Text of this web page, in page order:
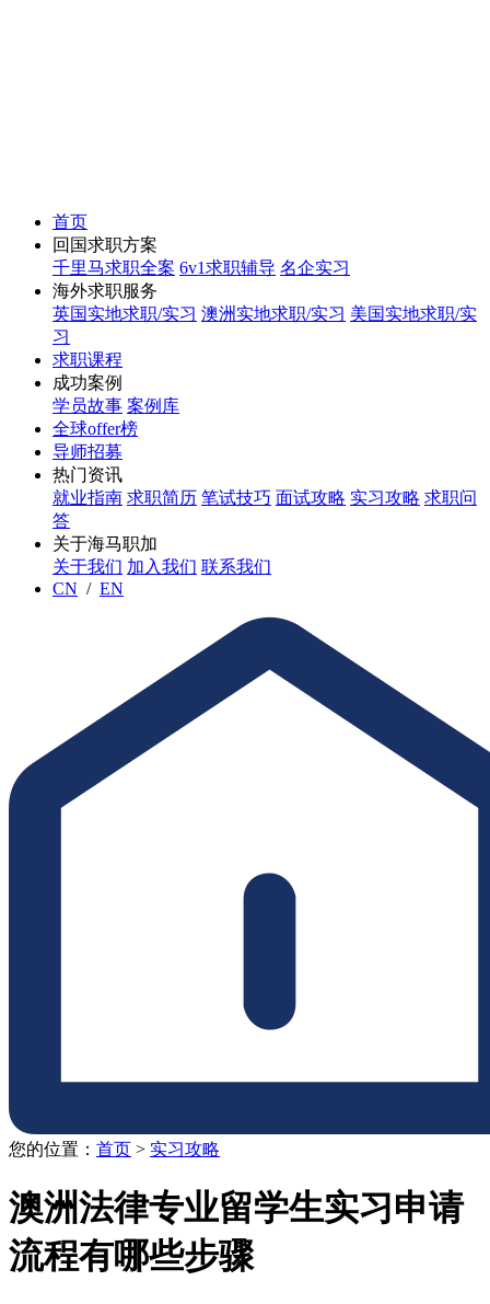
首页
回国求职方案
千里马求职全案 6v1求职辅导 名企实习
海外求职服务
英国实地求职/实习 澳洲实地求职/实习 美国实地求职/实
习
求职课程
成功案例
学员故事 案例库
全球offer榜
导师招募
热门资讯
就业指南 求职简历 笔试技巧 面试攻略 实习攻略 求职问
答
关于海马职加
关于我们 加入我们 联系我们
CN / EN
您的位置： 首页 > 实习攻略
澳洲法律专业留学生实习申请
流程有哪些步骤